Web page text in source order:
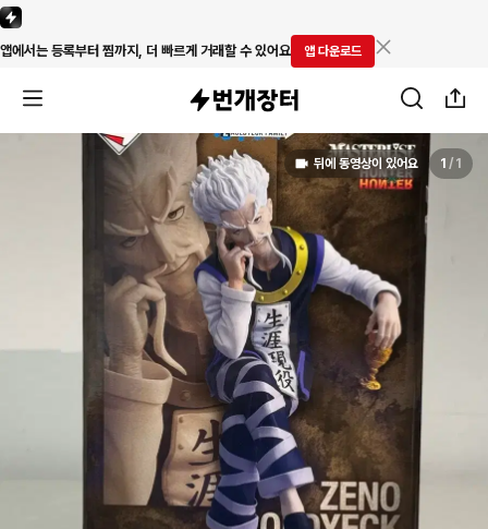
앱에서는 등록부터 찜까지, 더 빠르게 거래할 수 있어요 앱 다운로드
뒤에 동영상이 있어요 1 / 1